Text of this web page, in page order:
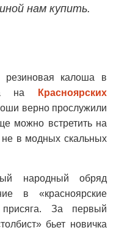
нам купить.
калоша в
на
Красноярских
верно прослужили
можно встретить на
в модных скальных
народный обряд
в «красноярские
За первый
бьет новичка